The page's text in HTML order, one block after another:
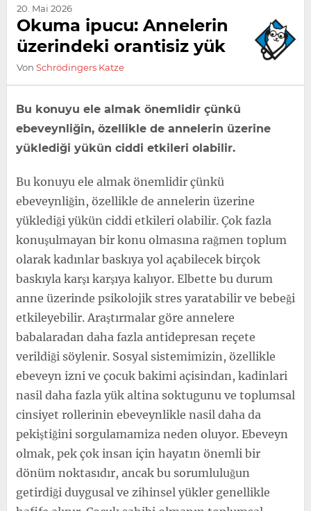
20. Mai 2026
Okuma ipucu: Annelerin
üzerindeki orantisiz yük
Von Schrödingers Katze
Bu konuyu ele almak önemlidir çünkü
ebeveynliğin, özellikle de annelerin üzerine
yüklediği yükün ciddi etkileri olabilir.
Bu konuyu ele almak önemlidir çünkü
ebeveynliğin, özellikle de annelerin üzerine
yüklediği yükün ciddi etkileri olabilir. Çok fazla
konuşulmayan bir konu olmasına rağmen toplum
olarak kadınlar baskıya yol açabilecek birçok
baskıyla karşı karşıya kalıyor. Elbette bu durum
anne üzerinde psikolojik stres yaratabilir ve bebeği
etkileyebilir. Araştırmalar göre annelere
babalaradan daha fazla antidepresan reçete
verildiği söylenir. Sosyal sistemimizin, özellikle
ebeveyn izni ve çocuk bakimi açisindan, kadinlari
nasil daha fazla yük altina soktugunu ve toplumsal
cinsiyet rollerinin ebeveynlikle nasil daha da
pekiştiğini sorgulamamiza neden oluyor. Ebeveyn
olmak, pek çok insan için hayatın önemli bir
dönüm noktasıdır, ancak bu sorumluluğun
getirdiği duygusal ve zihinsel yükler genellikle